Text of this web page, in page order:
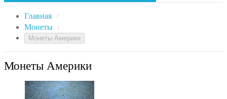
Главная /
Монеты /
Монеты Америки
Монеты Америки